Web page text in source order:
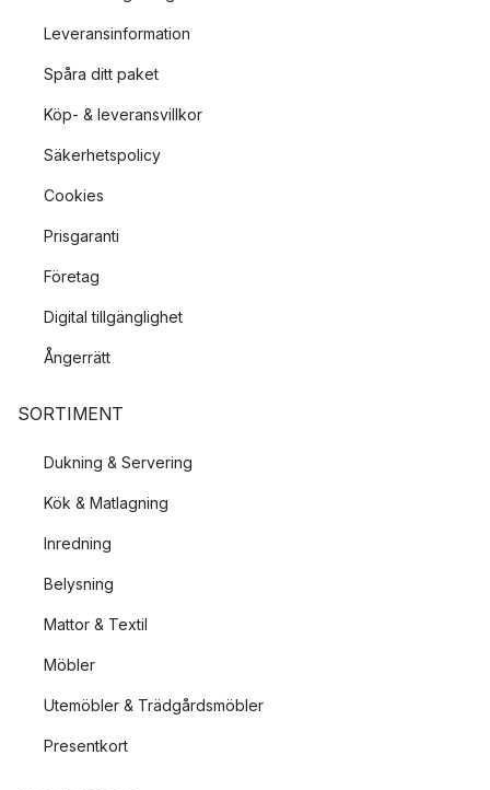
Leveransinformation
Spåra ditt paket
Köp- & leveransvillkor
Säkerhetspolicy
Cookies
Prisgaranti
Företag
Digital tillgänglighet
Ångerrätt
SORTIMENT
Dukning & Servering
Kök & Matlagning
Inredning
Belysning
Mattor & Textil
Möbler
Utemöbler & Trädgårdsmöbler
Presentkort